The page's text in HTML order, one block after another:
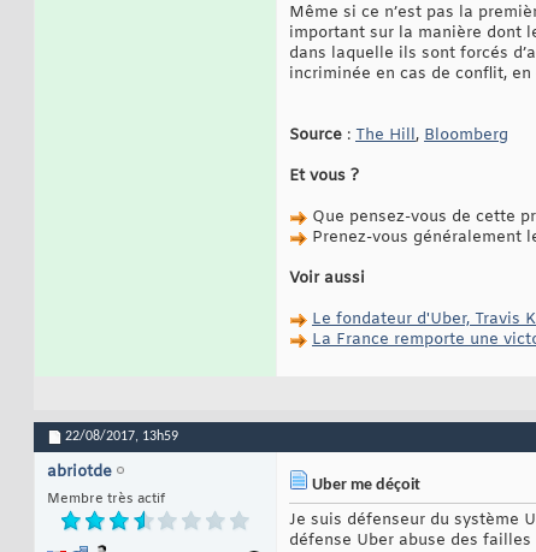
Même si ce n’est pas la
important sur la manière dont
dans laquelle ils sont forcés
incriminée en cas de conflit, en
Source : The Hill, Bloomberg
Et vous ?
Que pensez-vous de cette
Prenez-vous généralement
Voir aussi
Le fondateur d'Uber, Travis
La France remporte une
22/08/2017, 13h59
abriotde
Membre très actif
Uber me déçoit
Je suis défenseur du système
défense Uber abuse des